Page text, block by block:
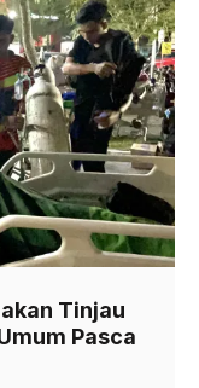
Tinjau
Pasca